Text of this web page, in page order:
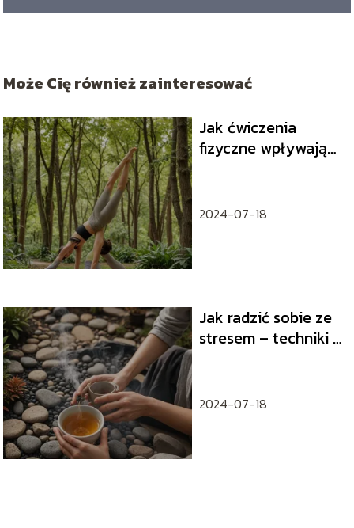
Może Cię również zainteresować
Jak ćwiczenia
fizyczne wpływają
korzyści i
2024-07-18
Jak radzić sobie ze
stresem – techniki i
2024-07-18